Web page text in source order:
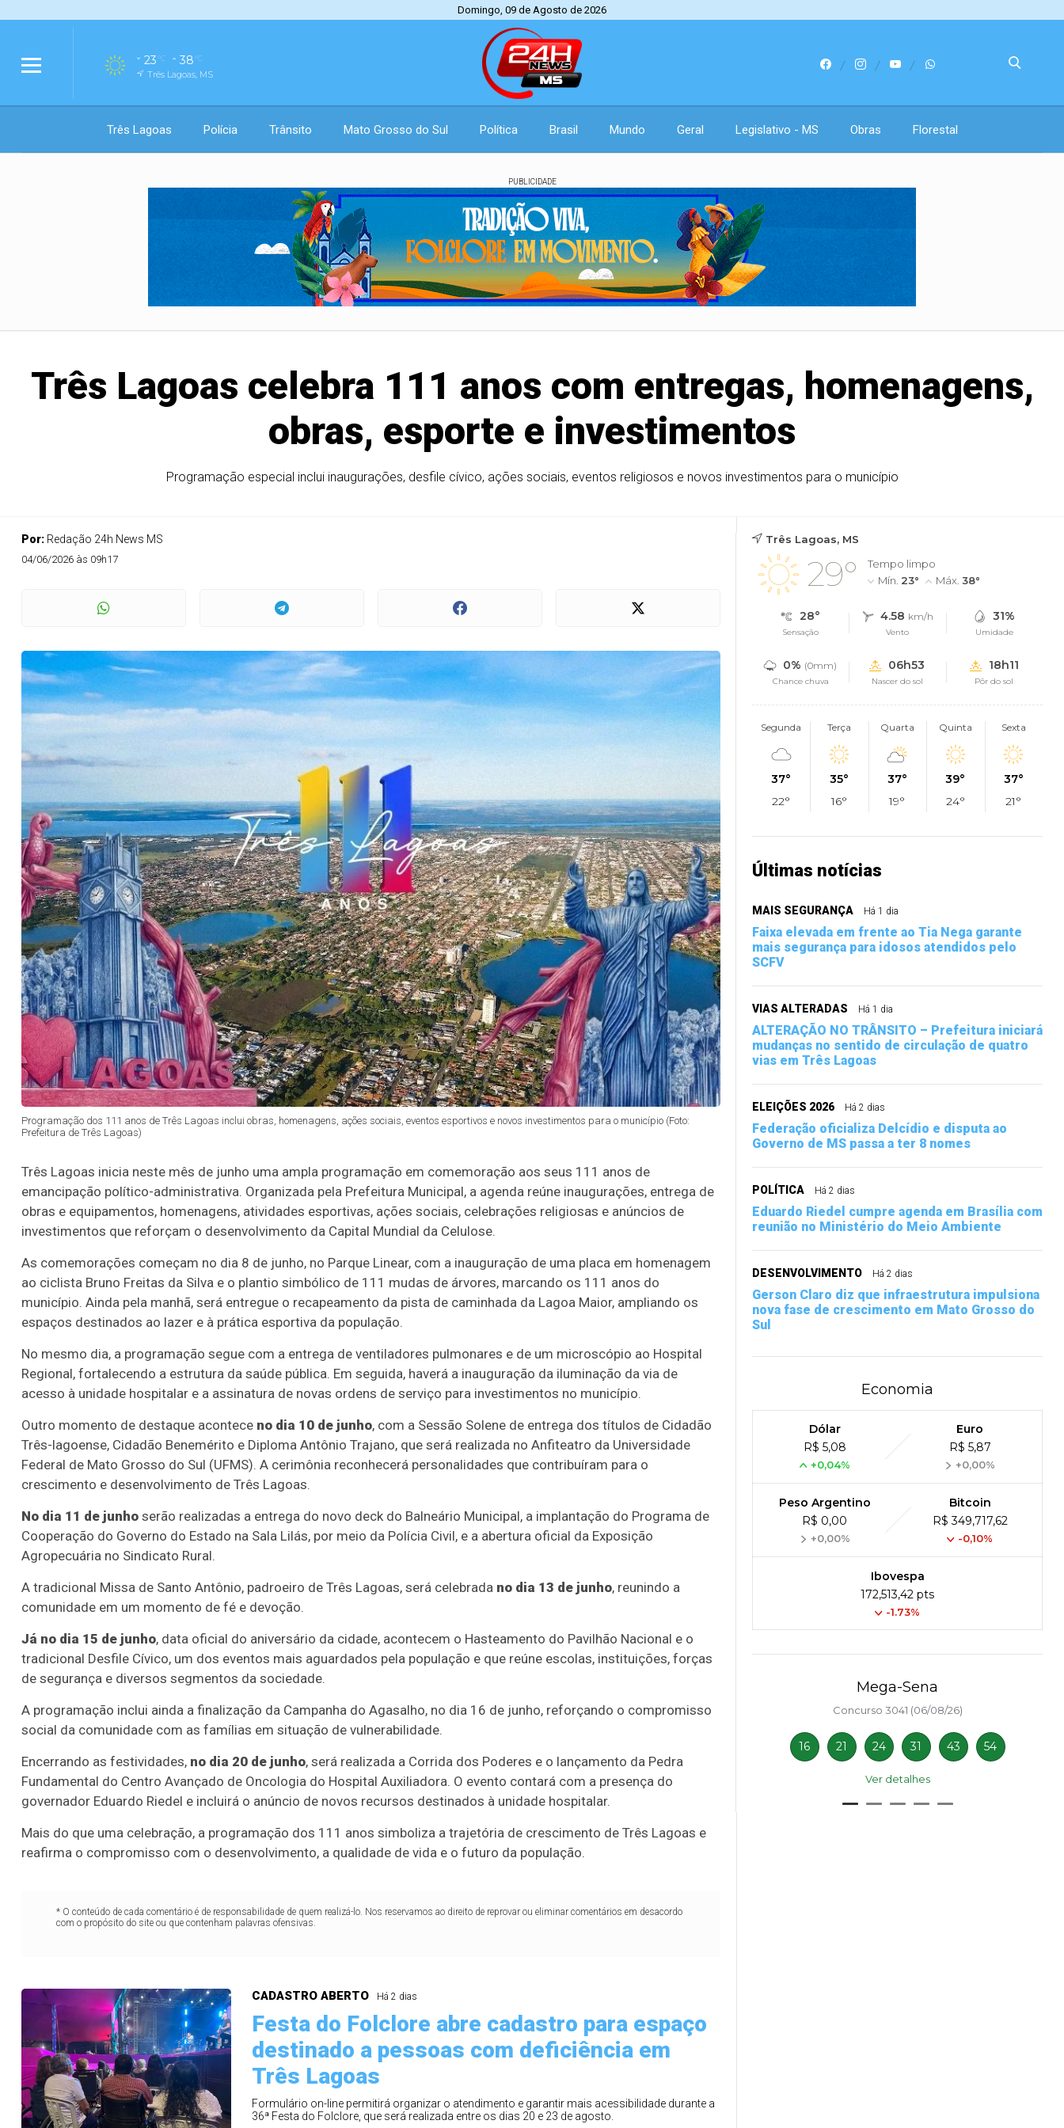
Domingo, 09 de Agosto de 2026
23°C 38°C
Três Lagoas, MS
Três Lagoas Polícia Trânsito Mato Grosso do Sul Política Brasil Mundo Geral Legislativo - MS Obras Florestal
PUBLICIDADE
Três Lagoas celebra 111 anos com entregas, homenagens,
obras, esporte e investimentos
Programação especial inclui inaugurações, desfile cívico, ações sociais, eventos religiosos e novos investimentos para o município
Por: Redação 24h News MS
04/06/2026 às 09h17
Programação dos 111 anos de Três Lagoas inclui obras, homenagens, ações sociais, eventos esportivos e novos investimentos para o município (Foto:
Prefeitura de Três Lagoas)
Três Lagoas inicia neste mês de junho uma ampla programação em comemoração aos seus 111 anos de
emancipação político-administrativa. Organizada pela Prefeitura Municipal, a agenda reúne inaugurações, entrega de
obras e equipamentos, homenagens, atividades esportivas, ações sociais, celebrações religiosas e anúncios de
investimentos que reforçam o desenvolvimento da Capital Mundial da Celulose.
As comemorações começam no dia 8 de junho, no Parque Linear, com a inauguração de uma placa em homenagem
ao ciclista Bruno Freitas da Silva e o plantio simbólico de 111 mudas de árvores, marcando os 111 anos do
município. Ainda pela manhã, será entregue o recapeamento da pista de caminhada da Lagoa Maior, ampliando os
espaços destinados ao lazer e à prática esportiva da população.
No mesmo dia, a programação segue com a entrega de ventiladores pulmonares e de um microscópio ao Hospital
Regional, fortalecendo a estrutura da saúde pública. Em seguida, haverá a inauguração da iluminação da via de
acesso à unidade hospitalar e a assinatura de novas ordens de serviço para investimentos no município.
Outro momento de destaque acontece no dia 10 de junho, com a Sessão Solene de entrega dos títulos de Cidadão
Três-lagoense, Cidadão Benemérito e Diploma Antônio Trajano, que será realizada no Anfiteatro da Universidade
Federal de Mato Grosso do Sul (UFMS). A cerimônia reconhecerá personalidades que contribuíram para o
crescimento e desenvolvimento de Três Lagoas.
No dia 11 de junho serão realizadas a entrega do novo deck do Balneário Municipal, a implantação do Programa de
Cooperação do Governo do Estado na Sala Lilás, por meio da Polícia Civil, e a abertura oficial da Exposição
Agropecuária no Sindicato Rural.
A tradicional Missa de Santo Antônio, padroeiro de Três Lagoas, será celebrada no dia 13 de junho, reunindo a
comunidade em um momento de fé e devoção.
Já no dia 15 de junho, data oficial do aniversário da cidade, acontecem o Hasteamento do Pavilhão Nacional e o
tradicional Desfile Cívico, um dos eventos mais aguardados pela população e que reúne escolas, instituições, forças
de segurança e diversos segmentos da sociedade.
A programação inclui ainda a finalização da Campanha do Agasalho, no dia 16 de junho, reforçando o compromisso
social da comunidade com as famílias em situação de vulnerabilidade.
Encerrando as festividades, no dia 20 de junho, será realizada a Corrida dos Poderes e o lançamento da Pedra
Fundamental do Centro Avançado de Oncologia do Hospital Auxiliadora. O evento contará com a presença do
governador Eduardo Riedel e incluirá o anúncio de novos recursos destinados à unidade hospitalar.
Mais do que uma celebração, a programação dos 111 anos simboliza a trajetória de crescimento de Três Lagoas e
reafirma o compromisso com o desenvolvimento, a qualidade de vida e o futuro da população.
* O conteúdo de cada comentário é de responsabilidade de quem realizá-lo. Nos reservamos ao direito de reprovar ou eliminar comentários em desacordo
com o propósito do site ou que contenham palavras ofensivas.
CADASTRO ABERTO Há 2 dias
Festa do Folclore abre cadastro para espaço
destinado a pessoas com deficiência em
Três Lagoas
Formulário on-line permitirá organizar o atendimento e garantir mais acessibilidade durante a
36ª Festa do Folclore, que será realizada entre os dias 20 e 23 de agosto.
Três Lagoas, MS
29°
Tempo limpo
Mín. 23° Máx. 38°
28°
Sensação
4.58 km/h
Vento
31%
Umidade
0% (0mm)
Chance chuva
06h53
Nascer do sol
18h11
Pôr do sol
Segunda
37°
22°
Terça
35°
16°
Quarta
37°
19°
Quinta
39°
24°
Sexta
37°
21°
Últimas notícias
MAIS SEGURANÇA Há 1 dia
Faixa elevada em frente ao Tia Nega garante
mais segurança para idosos atendidos pelo
SCFV
VIAS ALTERADAS Há 1 dia
ALTERAÇÃO NO TRÂNSITO – Prefeitura iniciará
mudanças no sentido de circulação de quatro
vias em Três Lagoas
ELEIÇÕES 2026 Há 2 dias
Federação oficializa Delcídio e disputa ao
Governo de MS passa a ter 8 nomes
POLÍTICA Há 2 dias
Eduardo Riedel cumpre agenda em Brasília com
reunião no Ministério do Meio Ambiente
DESENVOLVIMENTO Há 2 dias
Gerson Claro diz que infraestrutura impulsiona
nova fase de crescimento em Mato Grosso do
Sul
Economia
Dólar
R$ 5,08
+0,04%
Euro
R$ 5,87
+0,00%
Peso Argentino
R$ 0,00
+0,00%
Bitcoin
R$ 349,717,62
-0,10%
Ibovespa
172,513,42 pts
-1.73%
3756 (07/08/26)
16 19 20 21
22
detalhes
Lotomania
Concurso 2960 (07/08/26)
29 37 43 46 49 50 57
Concurso 2993 (07/08/26)
Ver detalhes
Mega-Sena
Concurso 3041 (06/08/26)
16 21 24 31 43 54
Ver detalhes